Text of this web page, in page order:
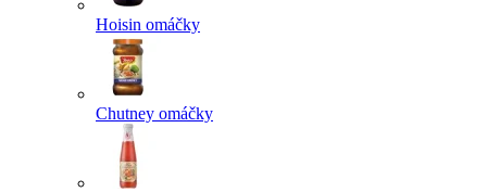
Hoisin omáčky
Chutney omáčky